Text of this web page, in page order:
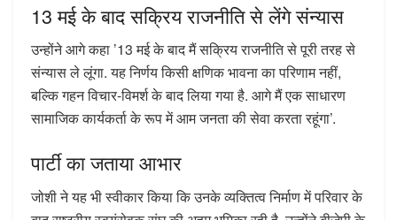
13 मई के बाद सक्रिय राजनीति से लेंगे संन्यास
उन्होंने आगे कहा ’13 मई के बाद मैं सक्रिय राजनीति से पूरी तरह से
संन्यास ले लूंगा. यह निर्णय किसी क्षणिक भावना का परिणाम नहीं,
बल्कि गहन विचार-विमर्श के बाद लिया गया है. आगे मैं एक साधारण
सामाजिक कार्यकर्ता के रूप में आम जनता की सेवा करता रहूंगा’.
पार्टी का जताया आभार
जोशी ने यह भी स्वीकार किया कि उनके व्यक्तित्व निर्माण में परिवार के